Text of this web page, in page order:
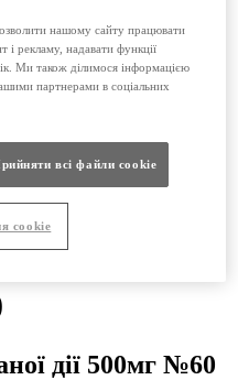
|РАНЕКСА
№60
дії 500мг №60
нашому сайту працювати
і рекламу, надавати функції
Ми також ділимося інформацією
партнерами в соціальних
всі файли сookie
cookie